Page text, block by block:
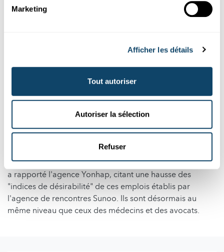
Marketing
Afficher les détails
Tout autoriser
Autoriser la sélection
Refuser
les artistes.
Une simple veste arborant le logo de SK hynix est
devenue virale sur les réseaux sociaux en début d'année,
symbolisant la richesse et la réussite. Des publications
accéder aux boutiques de luxe, ou à de meilleures
perspectives en matière de rencontres amoureuses.
Les emplois chez Samsung et SK hynix garantissent
désormais "un coup de pouce sur le marché du mariage",
a rapporté l'agence Yonhap, citant une hausse des
"indices de désirabilité" de ces emplois établis par
l'agence de rencontres Sunoo. Ils sont désormais au
même niveau que ceux des médecins et des avocats.